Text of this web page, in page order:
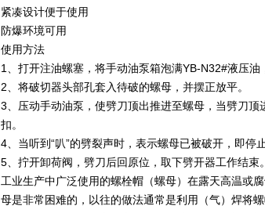
紧凑设计便于使用
防爆环境可用
使用方法
1、打开注油螺塞，将手动油泵箱泡满YB-N32#液压油
2、将破切器头部孔套入待破的螺母，并摆正放平。
3、压动手动油泵，使劈刀顶出推进至螺母，当劈刀
扣。
4、当听到“叭”的劈裂声时，表示螺母已被破开，即停
5、拧开卸荷阀，劈刀后回原位，取下劈开器工作结束。
工业生产中广泛使用的螺栓帽（螺母）在露天高温或
母是非常困难的，以往的做法通常是利用（气）焊将